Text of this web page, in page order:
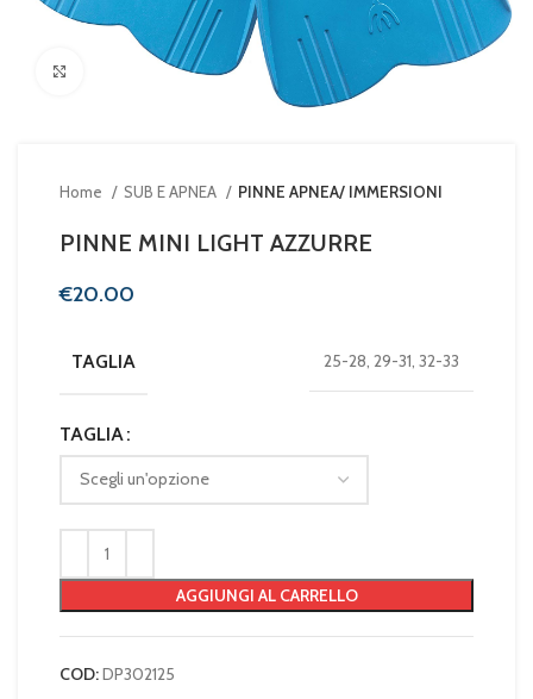
Clicca per ingrandire
Home SUB E APNEA PINNE APNEA/ IMMERSIONI
PINNE MINI LIGHT AZZURRE
€
TAGLIA 25-28, 29-31, 32-33
TAGLIA
AGGIUNGI AL CARRELLO
COD:DP302125